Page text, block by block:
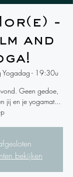
-
and
Yogadag - 19:30u
Geen gedoe,
jij en je yogamat...
bekijken